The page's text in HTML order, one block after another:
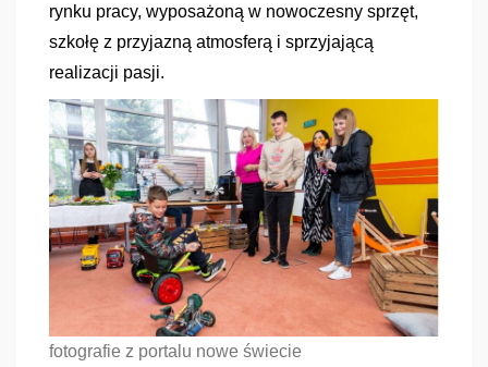
rynku pracy, wyposażoną w nowoczesny sprzęt,
szkołę z przyjazną atmosferą i sprzyjającą
realizacji pasji.
fotografie z portalu nowe świecie